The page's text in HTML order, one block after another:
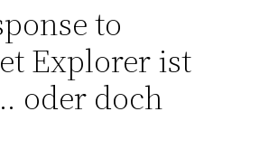
to
Explorer ist
oder doch